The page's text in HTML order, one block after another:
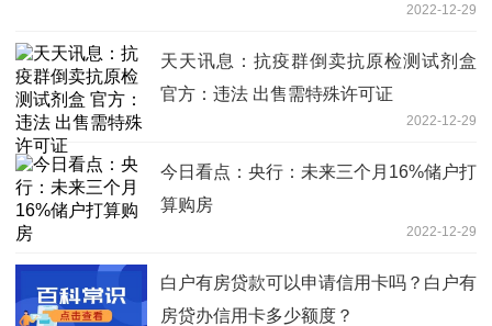
2022-12-29
天天讯息：抗疫群倒卖抗原检测试剂盒
官方：违法 出售需特殊许可证
2022-12-29
今日看点：央行：未来三个月16%储户打
算购房
2022-12-29
白户有房贷款可以申请信用卡吗？白户有
房贷办信用卡多少额度？